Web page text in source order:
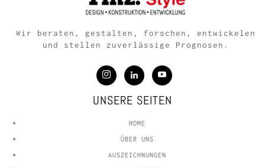
Wir beraten, gestalten, forschen, entwickelen
und stellen zuverlässige Prognosen.
UNSERE SEITEN
HOME
ÜBER UNS
AUSZEICHNUNGEN